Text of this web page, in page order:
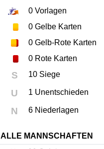
0Vorlagen
0Gelbe Karten
0Gelb-Rote Karten
0Rote Karten
S 10 Siege
U 1 Unentschieden
N 6 Niederlagen
ALLE MANNSCHAFTEN